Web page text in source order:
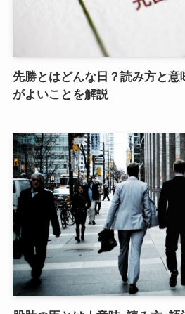
先勝とはどんな日？読み方と意
がよいことを解説